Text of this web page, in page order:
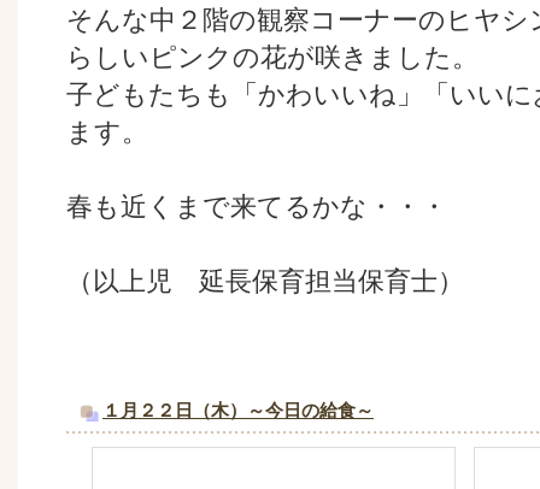
そんな中２階の観察コーナーのヒヤ
らしいピンクの花が咲きました。
子どもたちも「かわいいね」「いい
ます。
春も近くまで来てるかな・・・
（以上児 延長保育担当保育士）
１月２２日（木）～今日の給食～